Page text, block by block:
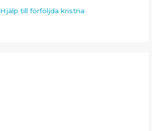
Hjälp till förföljda kristna